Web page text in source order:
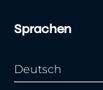
Sprachen
Deutsch